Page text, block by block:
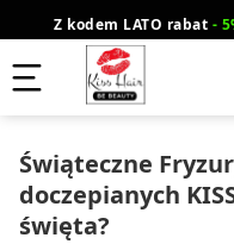
Z kodem LATO rabat -
wysyłka gratis
Świąteczne
doczepianych
święta?